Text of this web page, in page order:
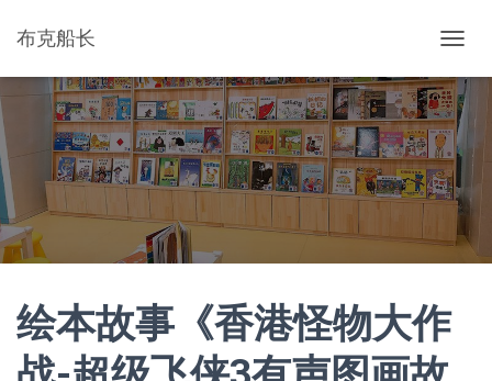
布克船长
换
导
航
绘本故事《香港怪物大作